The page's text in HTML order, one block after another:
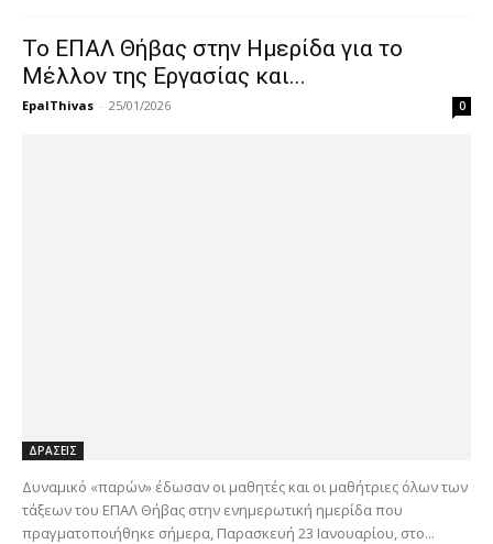
Το ΕΠΑΛ Θήβας στην Ημερίδα για το
Μέλλον της Εργασίας και...
EpalThivas - 25/01/2026 0
ΔΡΑΣΕΙΣ
Δυναμικό «παρών» έδωσαν οι μαθητές και οι μαθήτριες όλων των
τάξεων του ΕΠΑΛ Θήβας στην ενημερωτική ημερίδα που
πραγματοποιήθηκε σήμερα, Παρασκευή 23 Ιανουαρίου, στο...